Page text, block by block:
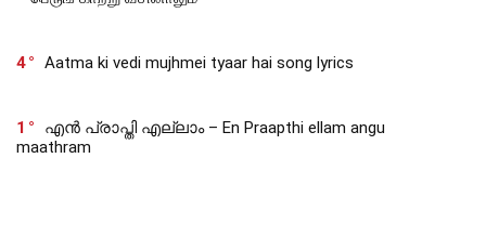
4 Aatma ki vedi mujhmei tyaar hai song lyrics
1
എൻ പ്രാപ്തി എല്ലാം – En Praapthi ellam angu
maathram